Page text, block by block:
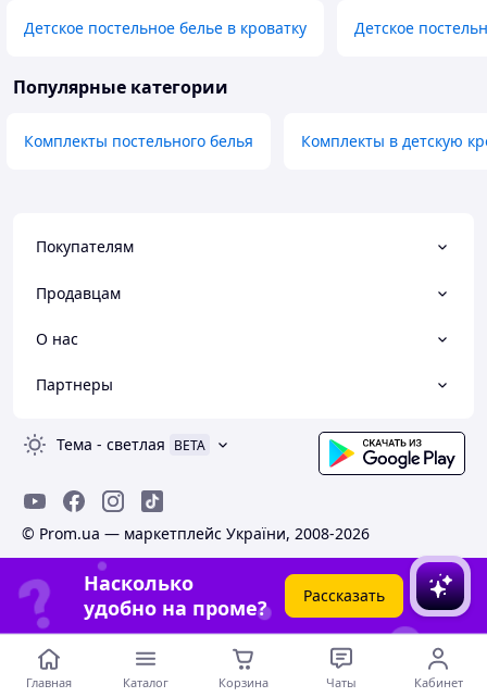
Детское постельное белье в кроватку Детское
Популярные категории
Комплекты постельного белья Комплекты в детскую
Покупателям
Продавцам
О нас
Партнеры
Тема - светлая BETA
© Prom.ua — маркетплейс України, 2008-2026
Насколько
удобно на проме?
Рассказать
Главная Каталог Корзина Чаты Кабинет